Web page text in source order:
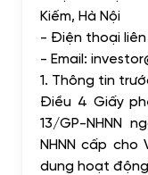
Kiếm, Hà Nội
- Điện thoại liên
- Email:
1. Thông tin
Điều 4 Giấy
13/GP-NHNN
NHNN cấp cho
dung hoạt